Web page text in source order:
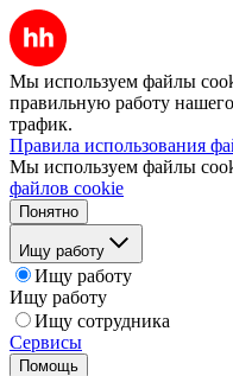
Мы используем файлы
правильную работу
трафик.
Правила использования
Мы используем файлы
файлов cookie
Понятно
Ищу работу
Ищу работу
Ищу работу
Ищу сотрудника
Сервисы
Помощь